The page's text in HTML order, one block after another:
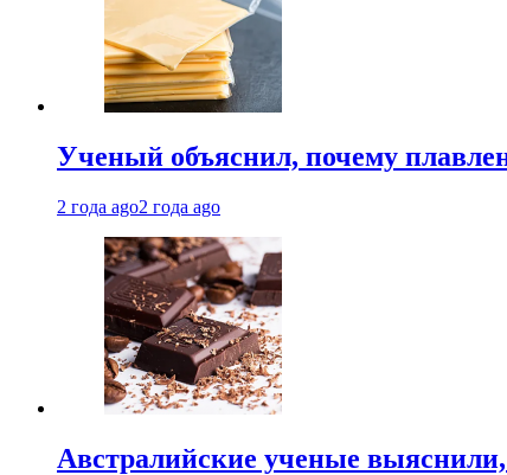
Ученый объяснил, почему
2 года ago2 года ago
Австралийские ученые